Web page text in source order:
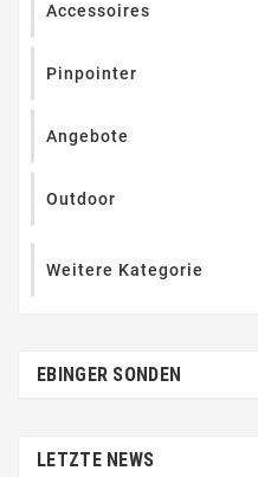
Accessoires
Pinpointer
Angebote
Outdoor
Weitere Kategorie
EBINGER SONDEN
LETZTE NEWS